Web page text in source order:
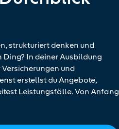
strukturiert denken und
In deiner Ausbildung
und
erstellst du Angebote,
Leistungsfälle. Von Anfang